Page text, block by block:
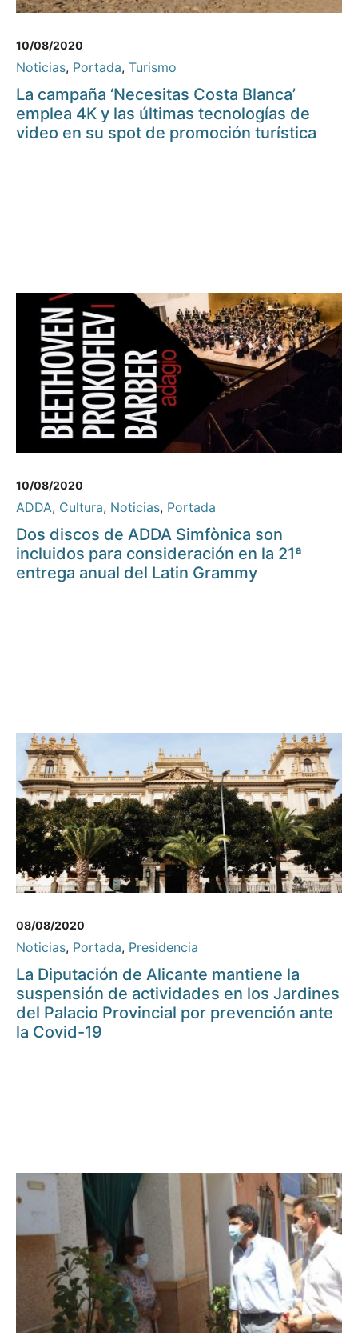
10/08/2020
Noticias, Portada, Turismo
La campaña ‘Necesitas Costa Blanca’
emplea 4K y las últimas tecnologías de
video en su spot de promoción turística
10/08/2020
ADDA, Cultura, Noticias, Portada
Dos discos de ADDA Simfònica son
incluidos para consideración en la 21ª
entrega anual del Latin Grammy
08/08/2020
Noticias, Portada, Presidencia
La Diputación de Alicante mantiene la
suspensión de actividades en los Jardines
del Palacio Provincial por prevención ante
la Covid-19